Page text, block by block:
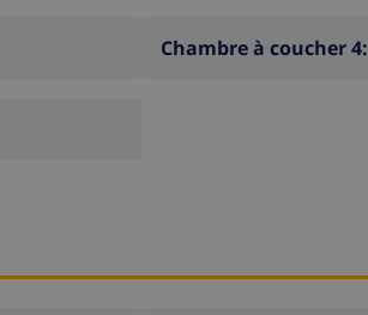
Chambre à coucher 4: